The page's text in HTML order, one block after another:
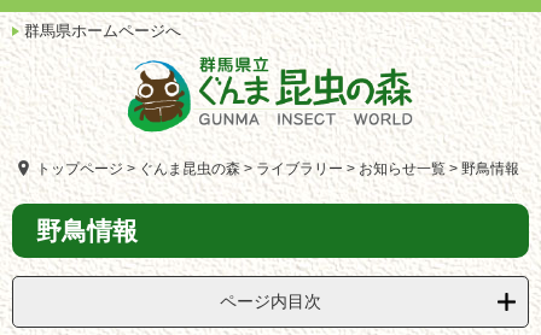
ペ
ー
ジ
の
す。
メ
ニ
ュ
ー
し
て
本
へ
群馬県ホームページへ
トップページ > ぐんま昆虫の森 > ライブラリー > お知らせ一覧 > 野鳥情報
本
野鳥情報
ページ内目次